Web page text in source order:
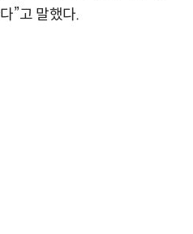
”고 말했다.